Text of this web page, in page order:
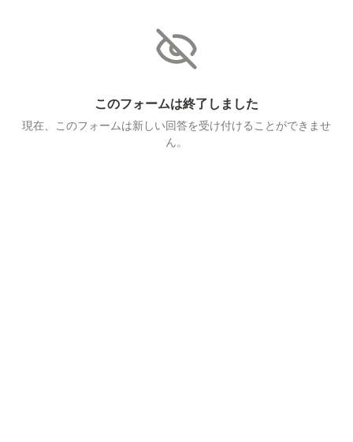
このフォームは終了しました
現在、このフォームは新しい回答を受け付けることができませ
ん。